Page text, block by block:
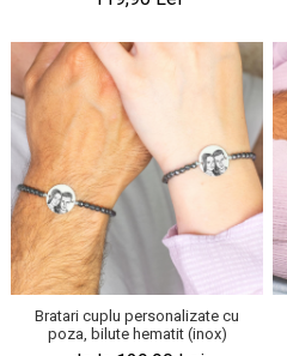
Bratari cuplu personalizate cu
poza, bilute hematit (inox)